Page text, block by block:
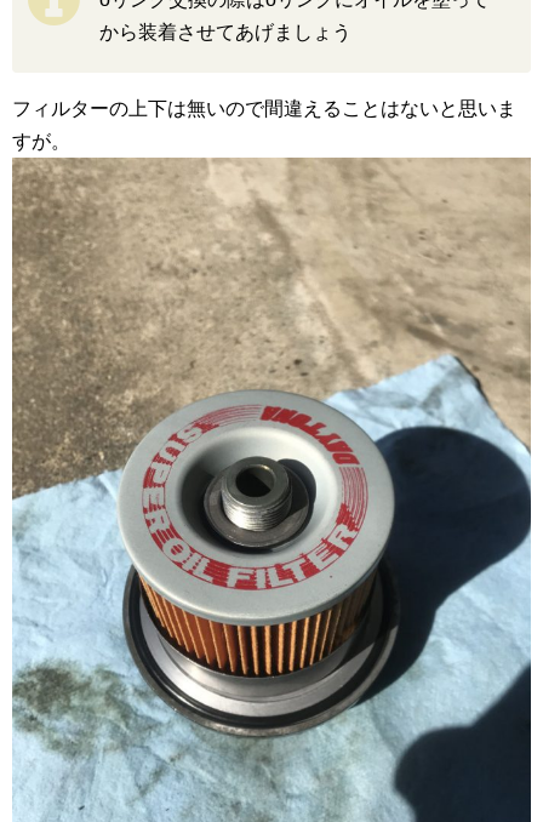
から装着させてあげましょう
フィルターの上下は無いので間違えることはないと思いま
すが。